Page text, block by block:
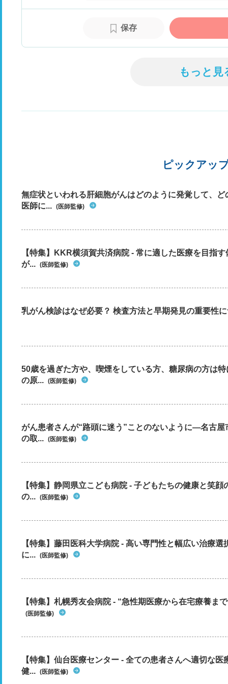
保存
もっと見
ピックアッ
無症状といわれる肝細胞がんはどのように発覚して、
医師に... (医師監修)
【特集】KKR横須賀共済病院 - 常に適した医療を目指
が... (医師監修)
乳がん検診はなぜ必要？ 検査方法と早期発見の重要性
50歳を過ぎた方や、喫煙をしている方、糖尿病の方は
の原... (医師監修)
がん患者さんが“路頭に迷う”ことのないように―名古
の取... (医師監修)
【特集】静岡県立こども病院 - 子どもたちの健康と笑
の... (医師監修)
【特集】藤田医科大学病院 - 高い専門性と幅広い治療
に... (医師監修)
【特集】札幌秀友会病院 - “急性期医療から在宅療養ま
(医師監修)
【特集】仙台医療センター - 全ての患者さんへ適切な
健... (医師監修)